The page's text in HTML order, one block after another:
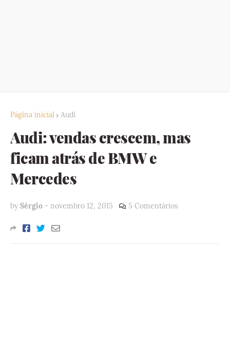
Página inicial Audi
Audi: vendas crescem, mas
ficam atrás de BMW e
Mercedes
by Sérgio - novembro 12, 2015 5 Comentários